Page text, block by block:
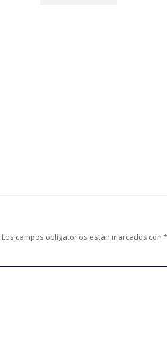
Los campos obligatorios están marcados con *